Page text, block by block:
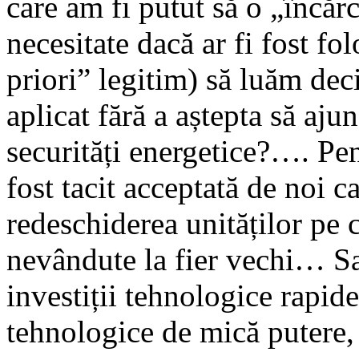
care am fi putut să o
necesitate dacă ar fi fost
priori” legitim) să luăm
aplicat fără a aștepta să
securități energetice?….
fost tacit acceptată de noi
redeschiderea unităților pe
nevândute la fier vechi…
investiții tehnologice
tehnologice de mică